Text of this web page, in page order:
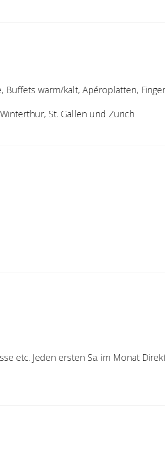
Buffets warm/kalt, Apéroplatten,
St. Gallen und Zürich
etc. Jeden ersten Sa. im Monat